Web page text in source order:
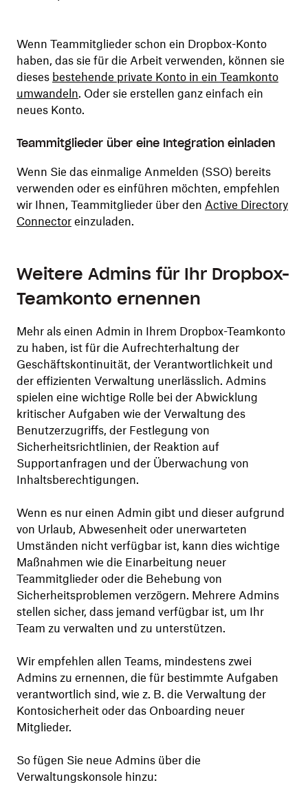
Wenn Teammitglieder schon ein Dropbox-Konto
haben, das sie für die Arbeit verwenden, können sie
dieses bestehende private Konto in ein Teamkonto
umwandeln. Oder sie erstellen ganz einfach ein
neues Konto.
Teammitglieder über eine Integration einladen
Wenn Sie das einmalige Anmelden (SSO) bereits
verwenden oder es einführen möchten, empfehlen
wir Ihnen, Teammitglieder über den Active Directory
Connectoreinzuladen.
Weitere Admins für Ihr Dropbox-
Teamkonto ernennen
Mehr als einen Admin in Ihrem Dropbox-Teamkonto
zu haben, ist für die Aufrechterhaltung der
Geschäftskontinuität, der Verantwortlichkeit und
der effizienten Verwaltung unerlässlich. Admins
spielen eine wichtige Rolle bei der Abwicklung
kritischer Aufgaben wie der Verwaltung des
Benutzerzugriffs, der Festlegung von
Sicherheitsrichtlinien, der Reaktion auf
Supportanfragen und der Überwachung von
Inhaltsberechtigungen.
Wenn es nur einen Admin gibt und dieser aufgrund
von Urlaub, Abwesenheit oder unerwarteten
Umständen nicht verfügbar ist, kann dies wichtige
Maßnahmen wie die Einarbeitung neuer
Teammitglieder oder die Behebung von
Sicherheitsproblemen verzögern. Mehrere Admins
stellen sicher, dass jemand verfügbar ist, um Ihr
Team zu verwalten und zu unterstützen.
Wir empfehlen allen Teams, mindestens zwei
Admins zu ernennen, die für bestimmte Aufgaben
verantwortlich sind, wie z. B. die Verwaltung der
Kontosicherheit oder das Onboarding neuer
Mitglieder.
So fügen Sie neue Admins über die
Verwaltungskonsole hinzu: